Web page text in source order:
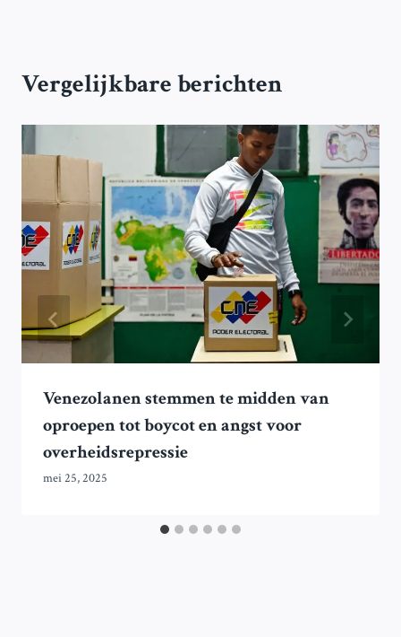
Vergelijkbare berichten
Venezolanen stemmen te midden van
oproepen tot boycot en angst voor
overheidsrepressie
mei 25, 2025